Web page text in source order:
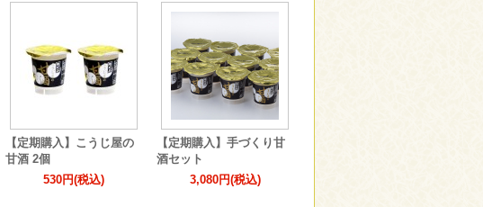
【定期購入】こうじ屋の
甘酒 2個
530円(税込)
【定期購入】手づくり甘
酒セット
3,080円(税込)